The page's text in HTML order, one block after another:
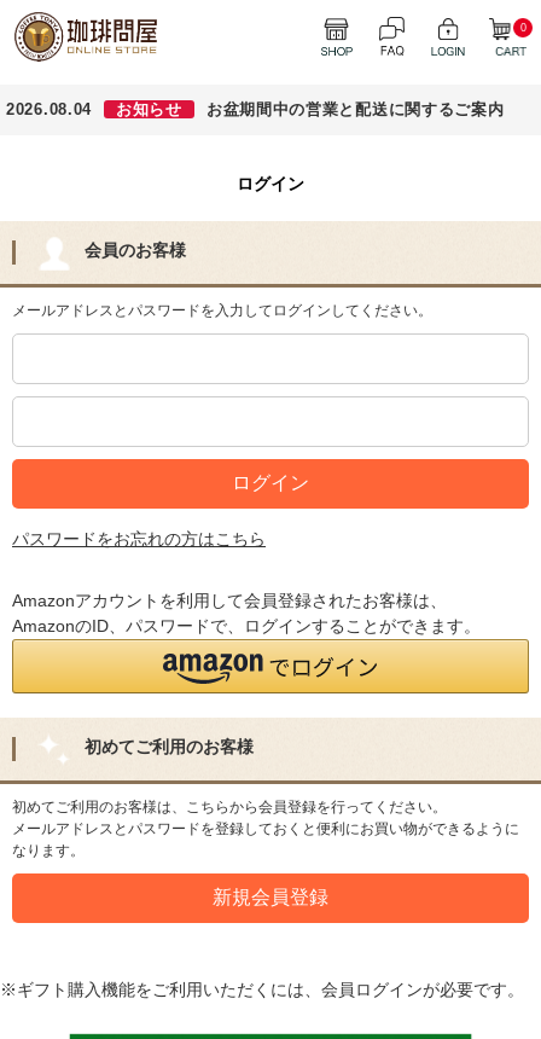
0
2026.08.04 お知らせ お盆期間中の営業と配送に関するご案内
ログイン
会員のお客様
メールアドレスとパスワードを入力してログインしてください。
パスワードをお忘れの方はこちら
Amazonアカウントを利用して会員登録されたお客様は、
AmazonのID、パスワードで、ログインすることができます。
初めてご利用のお客様
初めてご利用のお客様は、こちらから会員登録を行ってください。
メールアドレスとパスワードを登録しておくと便利にお買い物ができるように
なります。
※ギフト購入機能をご利用いただくには、会員ログインが必要です。